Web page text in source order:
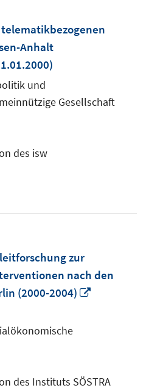
Anhalt
und
Gesellschaft
des isw
zur
nach den
(2000-2004)
des Instituts SÖSTRA